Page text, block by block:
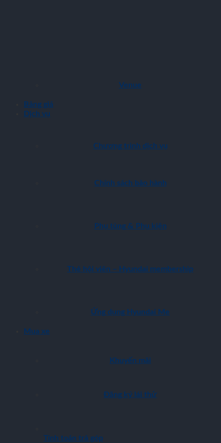
Venue
Bảng giá
Dịch vụ
Chương trình dịch vụ
Chính sách bảo hành
Phụ tùng & Phụ kiện
Thẻ hội viên – Hyundai membership
Ứng dụng Hyundai Me
Mua xe
Khuyến mãi
Đăng ký lái thử
Tính toán trả góp